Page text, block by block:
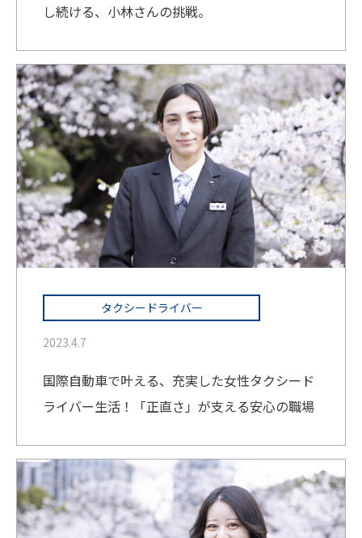
し続ける、小林さんの挑戦。
タクシードライバー
2023.4.7
国際自動車で叶える、充実した女性タクシード
ライバー生活！「正直さ」が支える安心の職場